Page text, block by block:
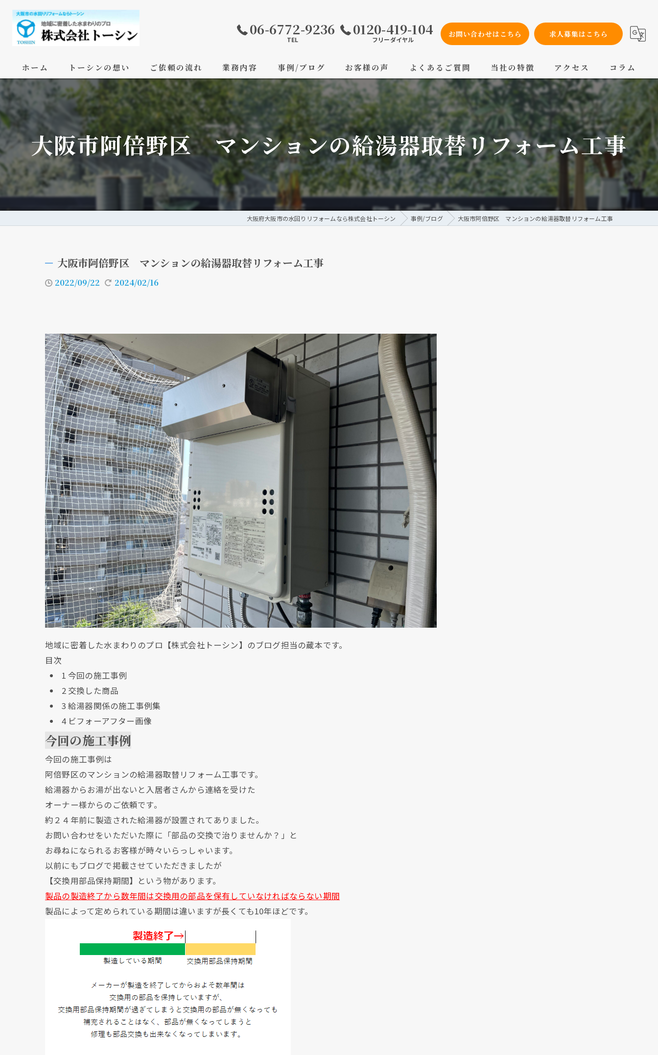
06-6772-9236
TEL
0120-419-104
フリーダイヤル
お問い合わせはこちら 求人募集はこちら
ホーム トーシンの想い ご依頼の流れ 業務内容 事例/ブログ お客様の声 よくあるご質問 当社の特徴
設備工事
内装工事
メンテナンス
配管工事
交換
アクセス コラム
大阪市阿倍野区 マンションの給湯器取替リフォーム工事
大阪府大阪市の水回りリフォームなら株式会社トーシン 事例/ブログ 大阪市阿倍野区 マンションの給湯器取替リフォーム工事
大阪市阿倍野区 マンションの給湯器取替リフォーム工事
2022/09/22 2024/02/16
地域に密着した水まわりのプロ【株式会社トーシン】のブログ担当の蔵本です。
目次
1 今回の施工事例
2交換した商品
3 給湯器関係の施工事例集
4ビフォーアフター画像
今回の施工事例
今回の施工事例は
阿倍野区のマンションの給湯器取替リフォーム工事です。
給湯器からお湯が出ないと入居者さんから連絡を受けた
オーナー様からのご依頼です。
約２４年前に製造された給湯器が設置されてありました。
お問い合わせをいただいた際に「部品の交換で治りませんか？」と
お尋ねになられるお客様が時々いらっしゃいます。
以前にもブログで掲載させていただきましたが
【交換用部品保持期間】という物があります。
製品の製造終了から数年間は交換用の部品を保有していなければならない期間
製品によって定められている期間は違いますが長くても10年ほどです。